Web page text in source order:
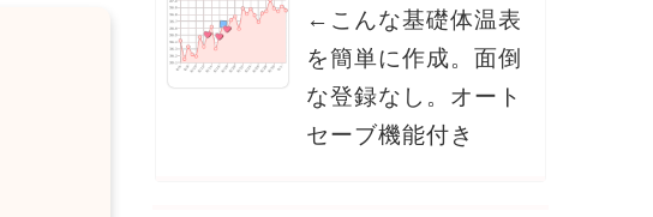
←こんな基礎体温表
を簡単に作成。面倒
な登録なし。オート
セーブ機能付き